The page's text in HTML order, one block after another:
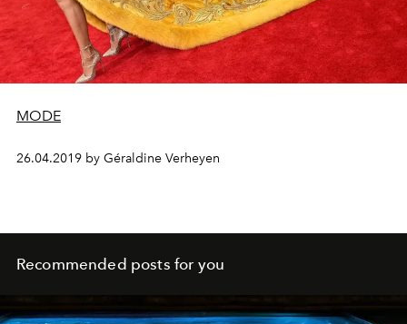
MODE
26.04.2019 by Géraldine Verheyen
Recommended posts for you